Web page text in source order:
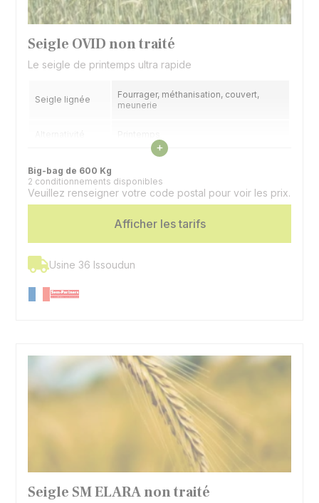
Seigle OVID non traité
Le seigle de printemps ultra rapide
Seigle lignée
Fourrager, méthanisation, couvert,
meunerie
épiaison
Voir les caractéristiques
+
Big-bag de 600 Kg
2 conditionnements disponibles
Veuillez renseigner votre code postal pour voir les prix.
Afficher les tarifs
Usine 36 Issoudun
Seigle SM ELARA non traité